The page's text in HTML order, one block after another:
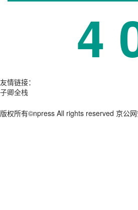
4
友情链接：
子卿全栈
版权所有©npress All rights reserved 京公